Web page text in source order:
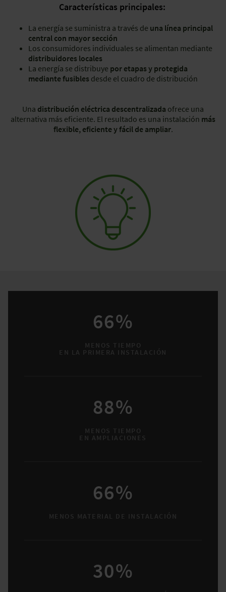
Características principales:
La energía se suministra a través de una línea principal
central con mayor sección
Los consumidores individuales se alimentan mediante
distribuidores locales
La energía se distribuye por etapas y protegida
mediante fusibles desde el cuadro de distribución
Una distribución eléctrica descentralizada ofrece una
alternativa más eficiente. El resultado es una instalación más
flexible, eficiente y fácil de ampliar.
66%
MENOS TIEMPO
EN LA PRIMERA INSTALACIÓN
88%
MENOS TIEMPO
EN AMPLIACIONES
66%
MENOS MATERIAL DE INSTALACIÓN
30%